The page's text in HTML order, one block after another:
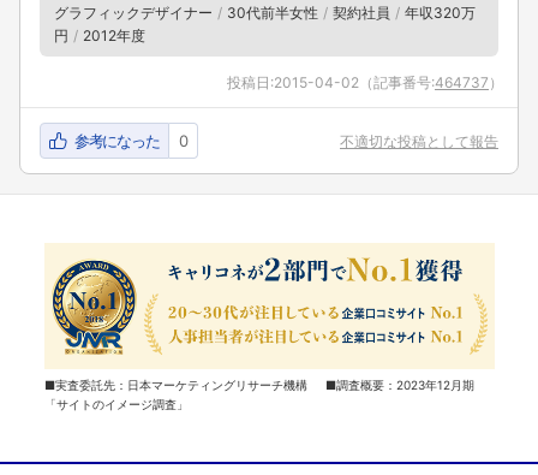
グラフィックデザイナー 30代前半女性 契約社員
年収320万
円
2012年度
投稿日:2015-04-02 （記事番号:464737 ）
参考になった 0 不適切な投稿として報告
■実査委託先：日本マーケティングリサーチ機構 ■調査概要：2023年12月期
「サイトのイメージ調査」